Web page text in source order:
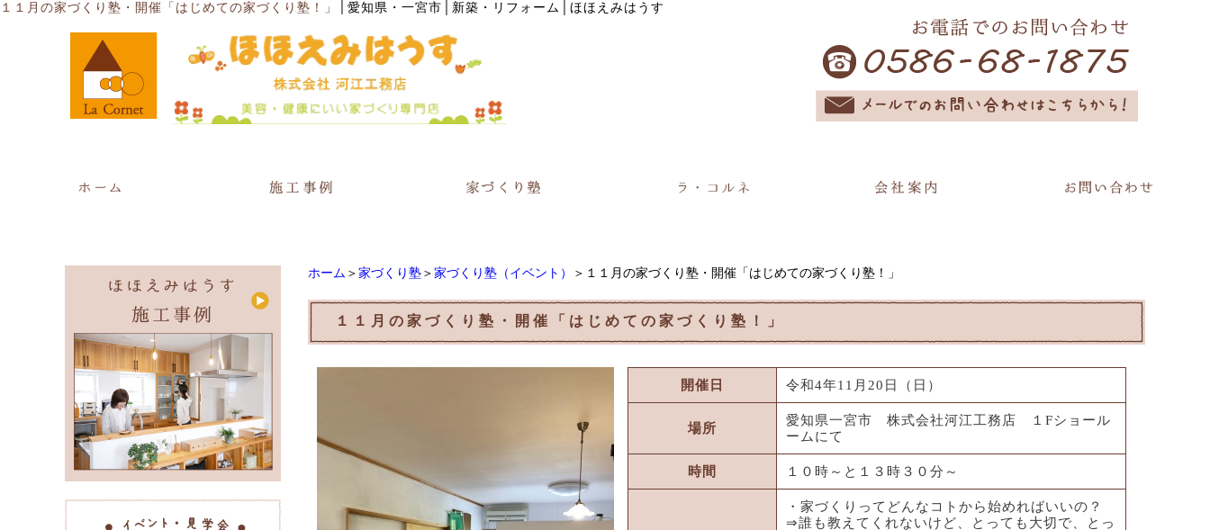
１１月の家づくり塾・開催「はじめての家づくり塾！」 愛知県・一宮市│新築・リフォーム│ほほえみはうす
ホーム ＞ 家づくり塾 ＞ 家づくり塾（イベント） ＞１１月の家づくり塾・開催「はじめての家づくり塾！」
１１月の家づくり塾・開催「はじめての家づくり塾！」
開催日 令和4年11月20日（日）
場所
愛知県一宮市 株式会社河江工務店 １Fショール
ームにて
時間 １０時～と１３時３０分～
・家づくりってどんなコトから始めればいいの？
⇒誰も教えてくれないけど、とっても大切で、とっ